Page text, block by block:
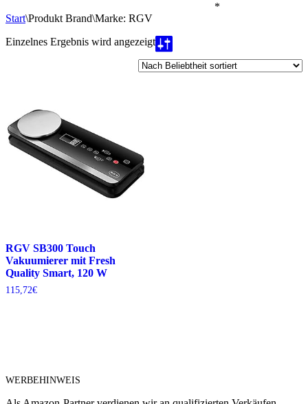
*
Start\Produkt Brand\Marke: RGV
Einzelnes Ergebnis wird angezeigt
RGV SB300 Touch
Vakuumierer mit Fresh
Quality Smart, 120 W
115,72€
WERBEHINWEIS